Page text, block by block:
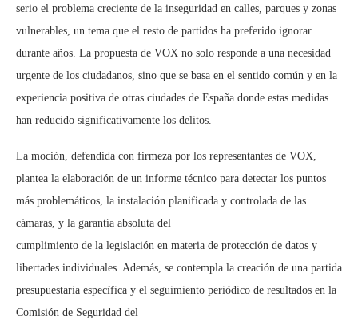
serio el problema creciente de la inseguridad en calles, parques y zonas
vulnerables, un tema que el resto de partidos ha preferido ignorar
durante años. La propuesta de VOX no solo responde a una necesidad
urgente de los ciudadanos, sino que se basa en el sentido común y en la
experiencia positiva de otras ciudades de España donde estas medidas
han reducido significativamente los delitos.
La moción, defendida con firmeza por los representantes de VOX,
plantea la elaboración de un informe técnico para detectar los puntos
más problemáticos, la instalación planificada y controlada de las
cámaras, y la garantía absoluta del
cumplimiento de la legislación en materia de protección de datos y
libertades individuales. Además, se contempla la creación de una partida
presupuestaria específica y el seguimiento periódico de resultados en la
Comisión de Seguridad del